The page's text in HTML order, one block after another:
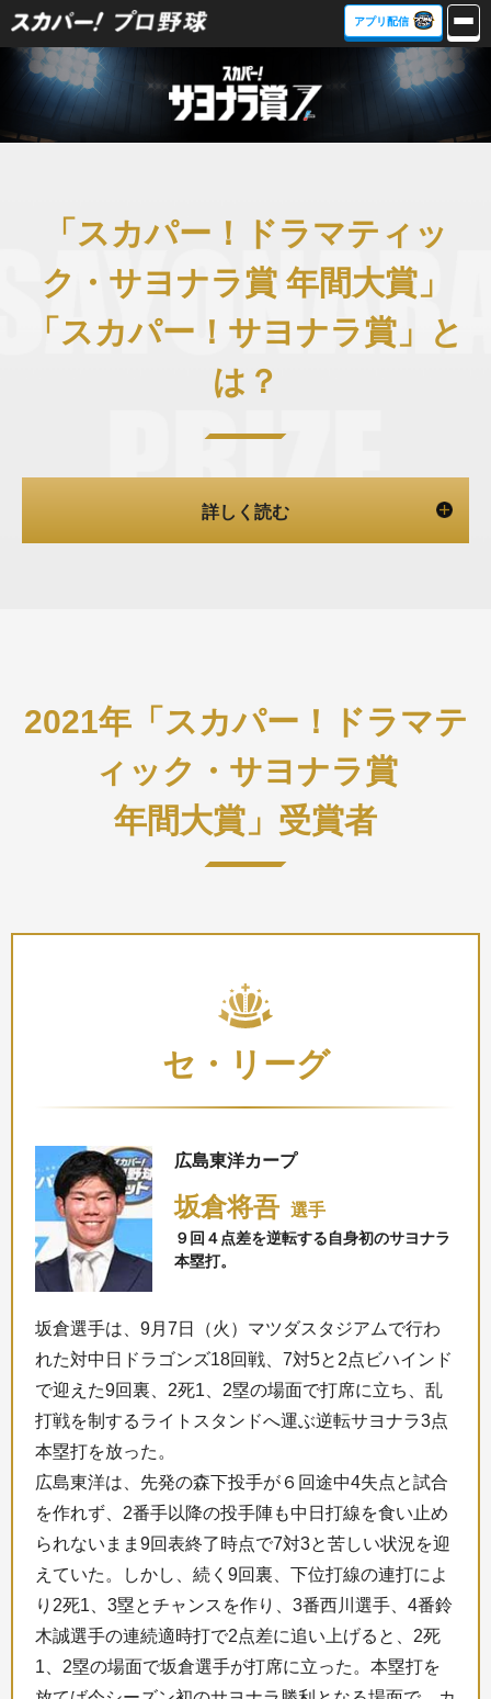
アプリ配信
「スカパー！ドラマティッ
ク・サヨナラ賞 年間大賞」
「スカパー！サヨナラ賞」と
は？
2021年「スカパー！ドラマテ
ィック・サヨナラ賞
年間大賞」受賞者
セ・リーグ
広島東洋カープ
坂倉将吾 選手
９回４点差を逆転する自身初のサヨナラ
本塁打。
坂倉選手は、9月7日（火）マツダスタジアムで行わ
れた対中日ドラゴンズ18回戦、7対5と2点ビハインド
で迎えた9回裏、2死1、2塁の場面で打席に立ち、乱
打戦を制するライトスタンドへ運ぶ逆転サヨナラ3点
本塁打を放った。
広島東洋は、先発の森下投手が６回途中4失点と試合
を作れず、2番手以降の投手陣も中日打線を食い止め
られないまま9回表終了時点で7対3と苦しい状況を迎
えていた。しかし、続く9回裏、下位打線の連打によ
り2死1、3塁とチャンスを作り、3番西川選手、4番鈴
木誠選手の連続適時打で2点差に追い上げると、2死
1、2塁の場面で坂倉選手が打席に立った。本塁打を